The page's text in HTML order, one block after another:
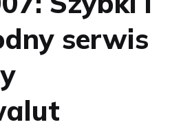
się z nami
serwis